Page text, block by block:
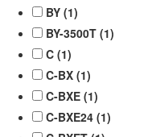
BY (1)
BY-3500T (1)
C (1)
C-BX (1)
C-BXE (1)
C-BXE24 (1)